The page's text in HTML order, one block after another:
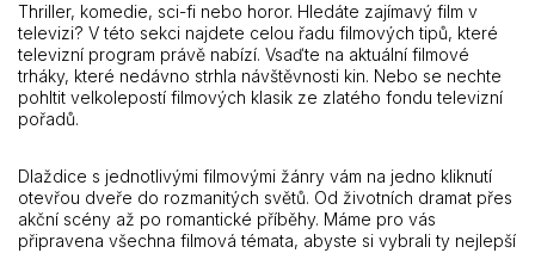
Thriller, komedie, sci-fi nebo horor. Hledáte zajímavý film v
televizi? V této sekci najdete celou řadu filmových tipů, které
televizní program právě nabízí. Vsaďte na aktuální filmové
trháky, které nedávno strhla návštěvnosti kin. Nebo se nechte
pohltit velkolepostí filmových klasik ze zlatého fondu televizní
pořadů.
Dlaždice s jednotlivými filmovými žánry vám na jedno kliknutí
otevřou dveře do rozmanitých světů. Od životních dramat přes
akční scény až po romantické příběhy. Máme pro vás
připravena všechna filmová témata, abyste si vybrali ty nejlepší